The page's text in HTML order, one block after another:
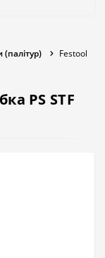
(палітур)
Festool
PS STF